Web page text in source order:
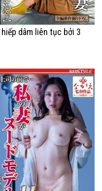
dâm liên tục bởi 3